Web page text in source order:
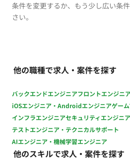
条件を変更するか、もう少し広い条
さい。
他の職種で求人・案件を探す
バックエンドエンジニアフロントエンジニ
iOSエンジニア・Androidエンジニアゲー
インフラエンジニアセキュリティエンジニア
テストエンジニア・テクニカルサポート
AIエンジニア・機械学習エンジニア
他のスキルで求人・案件を探す